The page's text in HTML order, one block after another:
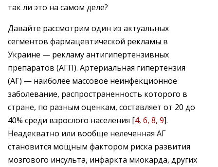
так ли это на самом деле?
Давайте рассмотрим один из актуальных
сегментов фармацевтической рекламы в
Украине — рекламу антигипертензивных
препаратов (АГП). Артериальная гипертензия
(АГ) — наиболее массовое неинфекционное
заболевание, распространенность которого в
стране, по разным оценкам, составляет от 20 до
40% среди взрослого населения [4, 6, 8, 9].
Неадекватно или вообще нелеченная АГ
становится мощным фактором риска развития
мозгового инсульта, инфаркта миокарда, других